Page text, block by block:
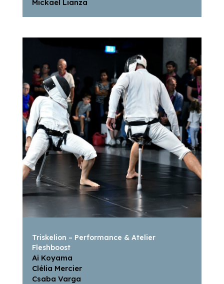
Mickaël Lianza
Triskelion – Performance & Atelier
Fleshboost
Ai Koyama
Clélia Mercier
Csaba Varga